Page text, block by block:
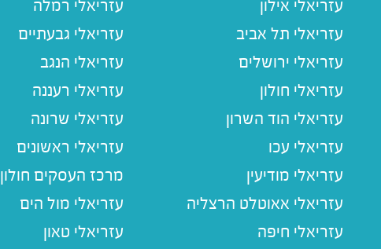
עזריאלי אילון
עזריאלי תל אביב
עזריאלי ירושלים
עזריאלי חולון
עזריאלי הוד השרון
עזריאלי עכו
עזריאלי מודיעין
עזריאלי אאוטלט הרצליה
עזריאלי חיפה
עזריאלי רמלה
עזריאלי גבעתיים
עזריאלי הנגב
עזריאלי רעננה
עזריאלי שרונה
עזריאלי ראשונים
מרכז העסקים חולון
עזריאלי מול הים
עזריאלי טאון